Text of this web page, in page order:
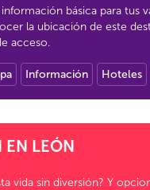
básica para tus
la ubicación de este
acceso.
Información Hoteles
EN LEÓN
vida sin diversión? Y